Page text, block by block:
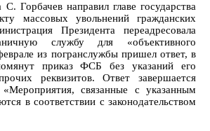
Горбачев направил главе государства
массовых увольнений гражданских
Президента переадресовала
службу для «объективного
из погранслужбы пришел ответ, в
приказ ФСБ без указаний его
реквизитов. Ответ завершается
связанные с указанным
в соответствии с законодательством